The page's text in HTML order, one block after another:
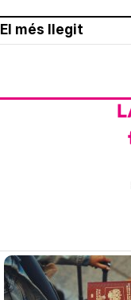
El més llegit